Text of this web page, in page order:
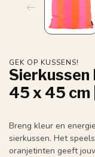
GEK OP KUSSENS!
Sierkussen
45 x 45
Breng kleur en
sierkussen. Het
oranjetinten geeft